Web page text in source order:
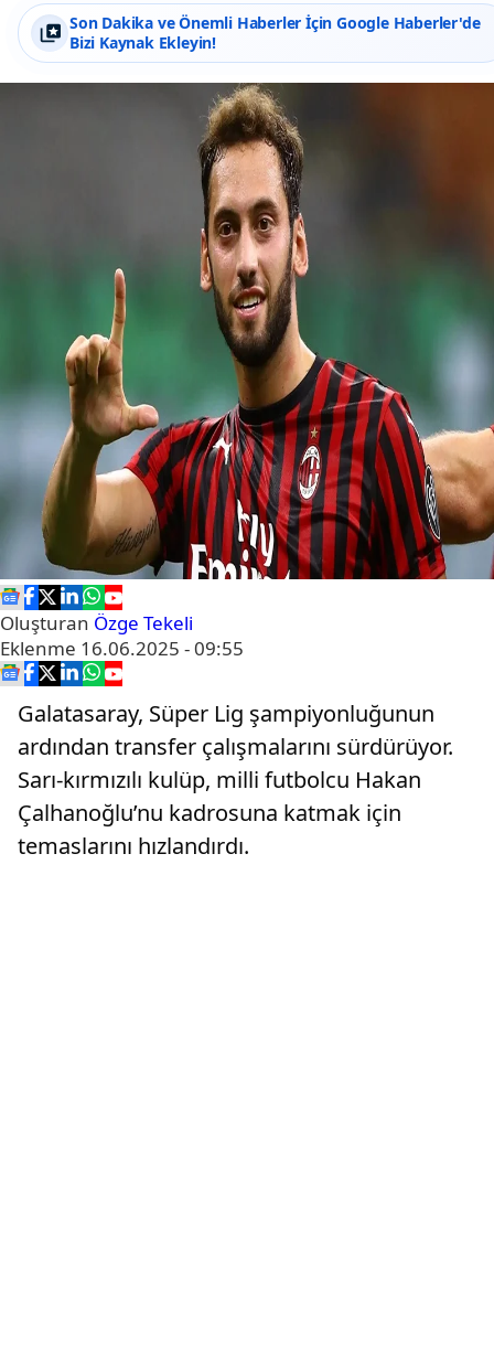
Son Dakika ve Önemli Haberler İçin Google Haberler'de
Bizi Kaynak Ekleyin!
Oluşturan Özge Tekeli
Eklenme 16.06.2025 - 09:55
Galatasaray, Süper Lig şampiyonluğunun
ardından transfer çalışmalarını sürdürüyor.
Sarı-kırmızılı kulüp, milli futbolcu Hakan
Çalhanoğlu’nu kadrosuna katmak için
temaslarını hızlandırdı.